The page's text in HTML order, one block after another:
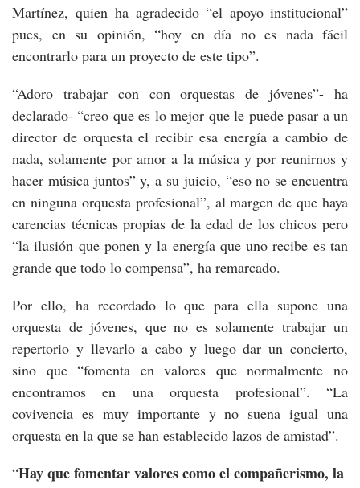
Martínez, quien ha agradecido “el apoyo institucional”
pues, en su opinión, “hoy en día no es nada fácil
encontrarlo para un proyecto de este tipo”.
“Adoro trabajar con con orquestas de jóvenes”- ha
declarado- “creo que es lo mejor que le puede pasar a un
director de orquesta el recibir esa energía a cambio de
nada, solamente por amor a la música y por reunirnos y
hacer música juntos” y, a su juicio, “eso no se encuentra
en ninguna orquesta profesional”, al margen de que haya
carencias técnicas propias de la edad de los chicos pero
“la ilusión que ponen y la energía que uno recibe es tan
grande que todo lo compensa”, ha remarcado.
Por ello, ha recordado lo que para ella supone una
orquesta de jóvenes, que no es solamente trabajar un
repertorio y llevarlo a cabo y luego dar un concierto,
sino que “fomenta en valores que normalmente no
encontramos en una orquesta profesional”. “La
covivencia es muy importante y no suena igual una
orquesta en la que se han establecido lazos de amistad”.
“Hay que fomentar valores como el compañerismo, la